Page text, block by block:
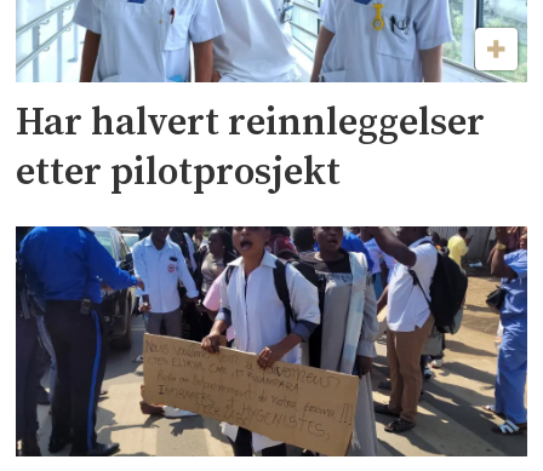
Har halvert reinnleggelser
etter pilotprosjekt